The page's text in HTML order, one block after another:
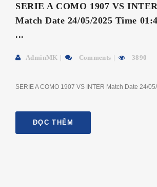
SERIE A COMO 1907 VS INTER
Match Date 24/05/2025 Time
...
AdminMK Comments 3890
SERIE A COMO 1907 VS INTER Match Date 24/
ĐỌC THÊM